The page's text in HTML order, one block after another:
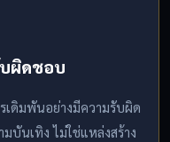
ผิดชอบ
เดิมพันอย่างมีความรับผิด
บันเทิง ไม่ใช่แหล่งสร้าง